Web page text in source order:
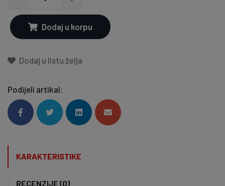
Dodaj u korpu
Dodaj u listu želja
Podijeli artikal:
KARAKTERISTIKE
RECENZIJE (0)